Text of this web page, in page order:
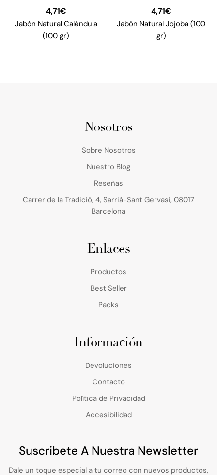
4,71€
Jabón Natural Caléndula
(100 gr)
4,71€
Jabón Natural Jojoba (100
gr)
Nosotros
Sobre Nosotros
Nuestro Blog
Reseñas
Carrer de la Tradició, 4, Sarrià-Sant Gervasi, 08017
Barcelona
Enlaces
Productos
Best Seller
Packs
Información
Devoluciones
Contacto
Política de Privacidad
Accesibilidad
Suscribete A Nuestra Newsletter
Dale un toque especial a tu correo con nuevos productos,